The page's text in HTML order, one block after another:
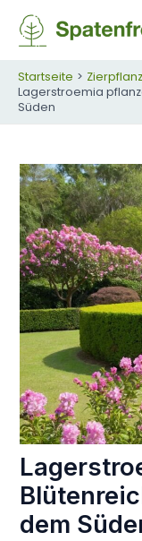
Inhalt
springen
Startseite
Lagerstroemia
Süden
dem